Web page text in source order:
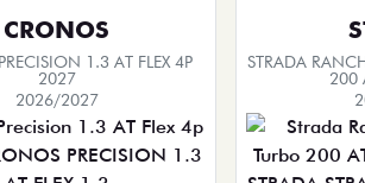
CRONOS
1.3 AT FLEX 4P
2027
2026/2027
STRADA
200